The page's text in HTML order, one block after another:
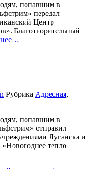
попавшим в
передал
Центр
Благотворительный
«%s»
…
Рубрика Адресная,
попавшим в
отправил
Луганска и
тепло